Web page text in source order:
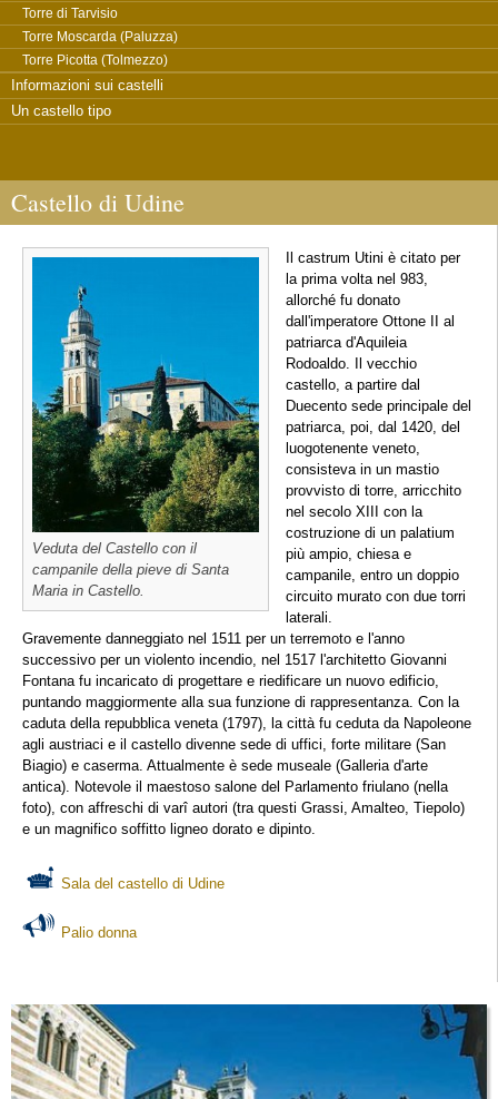
Torre di Tarvisio
Torre Moscarda (Paluzza)
Torre Picotta (Tolmezzo)
Informazioni sui castelli
Un castello tipo
Castello di Udine
Veduta del Castello con il
campanile della pieve di Santa
Maria in Castello.
Il castrum Utini è citato per
la prima volta nel 983,
allorché fu donato
dall'imperatore Ottone II al
patriarca d'Aquileia
Rodoaldo. Il vecchio
castello, a partire dal
Duecento sede principale del
patriarca, poi, dal 1420, del
luogotenente veneto,
consisteva in un mastio
provvisto di torre, arricchito
nel secolo XIII con la
costruzione di un palatium
più ampio, chiesa e
campanile, entro un doppio
circuito murato con due torri
laterali.
Gravemente danneggiato nel 1511 per un terremoto e l'anno
successivo per un violento incendio, nel 1517 l'architetto Giovanni
Fontana fu incaricato di progettare e riedificare un nuovo edificio,
puntando maggiormente alla sua funzione di rappresentanza. Con la
caduta della repubblica veneta (1797), la città fu ceduta da Napoleone
agli austriaci e il castello divenne sede di uffici, forte militare (San
Biagio) e caserma. Attualmente è sede museale (Galleria d'arte
antica). Notevole il maestoso salone del Parlamento friulano (nella
foto), con affreschi di varî autori (tra questi Grassi, Amalteo, Tiepolo)
e un magnifico soffitto ligneo dorato e dipinto.
Sala del castello di Udine
Palio donna